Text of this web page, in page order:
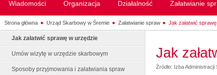
Wiadomości Organizacja Działalność Załatwianie
Strona główna Urząd Skarbowy w Śremie Załatwianie spraw Jak załatwić
Jak załatwić sprawę w urzędzie
Umów wizytę w urzędzie skarbowym
Sposoby przyjmowania i załatwiania spraw
Jak
Źródło: Izba